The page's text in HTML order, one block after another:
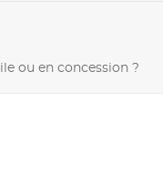
ou en concession ?